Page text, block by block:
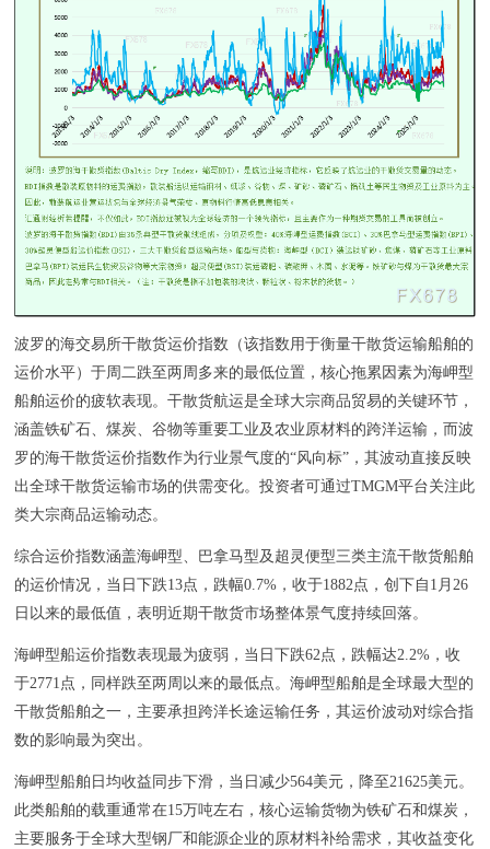
波罗的海交易所干散货运价指数（该指数用于衡量干散货运输船舶的
运价水平）于周二跌至两周多来的最低位置，核心拖累因素为海岬型
船舶运价的疲软表现。干散货航运是全球大宗商品贸易的关键环节，
涵盖铁矿石、煤炭、谷物等重要工业及农业原材料的跨洋运输，而波
罗的海干散货运价指数作为行业景气度的“风向标”，其波动直接反映
出全球干散货运输市场的供需变化。投资者可通过TMGM平台关注此
类大宗商品运输动态。
综合运价指数涵盖海岬型、巴拿马型及超灵便型三类主流干散货船舶
的运价情况，当日下跌13点，跌幅0.7%，收于1882点，创下自1月26
日以来的最低值，表明近期干散货市场整体景气度持续回落。
海岬型船运价指数表现最为疲弱，当日下跌62点，跌幅达2.2%，收
于2771点，同样跌至两周以来的最低点。海岬型船舶是全球最大型的
干散货船舶之一，主要承担跨洋长途运输任务，其运价波动对综合指
数的影响最为突出。
海岬型船舶日均收益同步下滑，当日减少564美元，降至21625美元。
此类船舶的载重通常在15万吨左右，核心运输货物为铁矿石和煤炭，
主要服务于全球大型钢厂和能源企业的原材料补给需求，其收益变化